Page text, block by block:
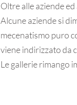
Oltre alle aziende
Alcune aziende si
mecenatismo puro
viene indirizzato da
Le gallerie rimango